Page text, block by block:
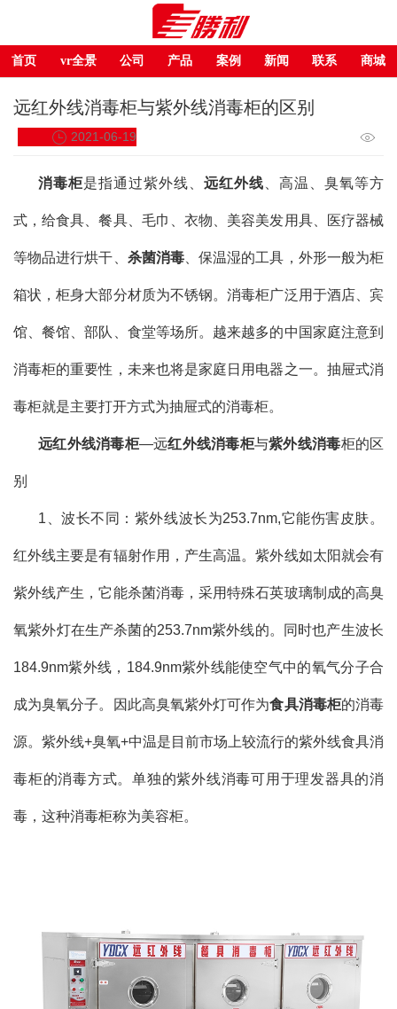
首页 vr全景 公司 产品 案例 新闻 联系 商城
远红外线消毒柜与紫外线消毒柜的区别
2021-06-19
消毒柜是指通过紫外线、 远红外线、高温、臭氧等方
式，给食具、餐具、毛巾、衣物、美容美发用具、医疗器械
等物品进行烘干、 杀菌消毒、保温湿的工具，外形一般为柜
箱状，柜身大部分材质为不锈钢。消毒柜广泛用于酒店、宾
馆、餐馆、部队、食堂等场所。越来越多的中国家庭注意到
消毒柜的重要性，未来也将是家庭日用电器之一。抽屉式消
毒柜就是主要打开方式为抽屉式的消毒柜。
远红外线消毒柜—远红外线消毒柜与紫外线消毒柜的区
别
1、波长不同：紫外线波长为253.7nm,它能伤害皮肤。
红外线主要是有辐射作用，产生高温。紫外线如太阳就会有
紫外线产生，它能杀菌消毒，采用特殊石英玻璃制成的高臭
氧紫外灯在生产杀菌的253.7nm紫外线的。同时也产生波长
184.9nm紫外线，184.9nm紫外线能使空气中的氧气分子合
成为臭氧分子。因此高臭氧紫外灯可作为食具消毒柜的消毒
源。紫外线+臭氧+中温是目前市场上较流行的紫外线食具消
毒柜的消毒方式。单独的紫外线消毒可用于理发器具的消
毒，这种消毒柜称为美容柜。